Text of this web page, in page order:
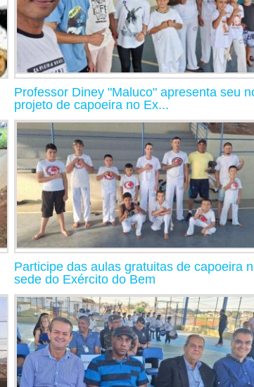
Professor Diney "Maluco" apresenta seu
projeto de capoeira no Ex...
Participe das aulas gratuitas de capoeira
sede do Exército do Bem